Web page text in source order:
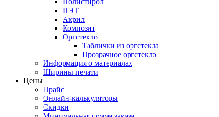
Полистирол
ПЭТ
Акрил
Композит
Оргстекло
Таблички из оргстекла
Прозрачное оргстекло
Информация о материалах
Ширины печати
Цены
Прайс
Онлайн-калькуляторы
Скидки